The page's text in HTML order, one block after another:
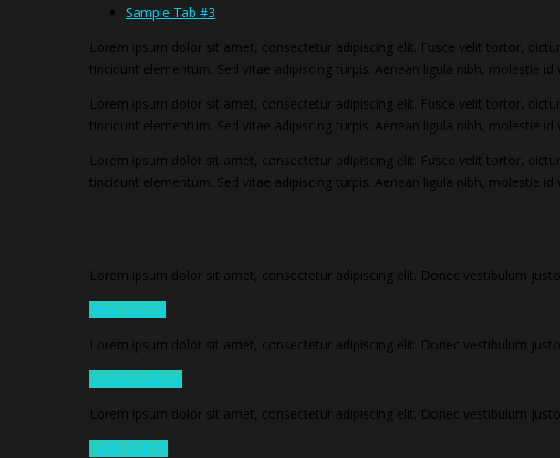
Sample Tab #3
Lorem ipsum dolor sit amet, consectetur adipiscing elit. Fusce velit tortor,
tincidunt elementum. Sed vitae adipiscing turpis. Aenean ligula nibh, molestie id
Lorem ipsum dolor sit amet, consectetur adipiscing elit. Fusce velit tortor,
tincidunt elementum. Sed vitae adipiscing turpis. Aenean ligula nibh, molestie id
Lorem ipsum dolor sit amet, consectetur adipiscing elit. Fusce velit tortor,
tincidunt elementum. Sed vitae adipiscing turpis. Aenean ligula nibh, molestie id
Lorem ipsum dolor sit amet, consectetur adipiscing elit. Donec vestibulum
Small Button
Lorem ipsum dolor sit amet, consectetur adipiscing elit. Donec vestibulum
Medium Button
Lorem ipsum dolor sit amet, consectetur adipiscing elit. Donec vestibulum
Large Button